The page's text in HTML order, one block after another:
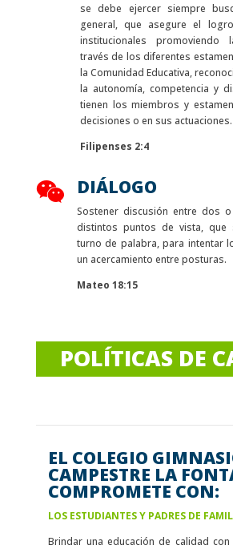
se debe ejercer siempre
general, que asegure el
institucionales promoviendo
través de los diferentes
la Comunidad Educativa,
la autonomía, competencia y
tienen los miembros y
decisiones o en sus actuaciones.
Filipenses 2:4
 DIÁLOGO
Sostener discusión entre dos
distintos puntos de vista, que
turno de palabra, para intentar
un acercamiento entre posturas.
Mateo 18:15
POLÍTICAS DE
EL COLEGIO
CAMPESTRE LA
COMPROMETE CON:
LOS ESTUDIANTES Y PADRES DE
Brindar una educación de calidad